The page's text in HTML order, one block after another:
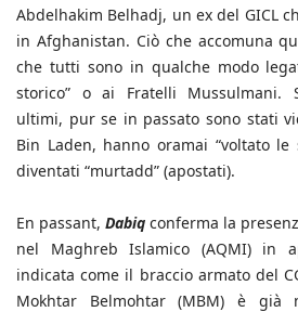
Abdelhakim Belhadj, un ex del GICL
in Afghanistan. Ciò che accomuna
che tutti sono in qualche modo
storico” o ai Fratelli Mussulmani.
ultimi, pur se in passato sono stati
Bin Laden, hanno oramai “voltato le
diventati “murtadd” (apostati).
En passant, Dabiq conferma la
nel Maghreb Islamico (AQMI) in
indicata come il braccio armato del
Mokhtar Belmohtar (MBM) è già